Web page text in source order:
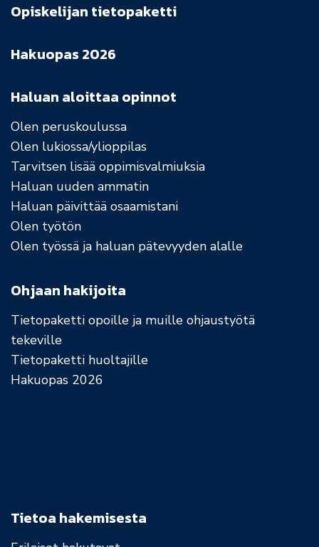
Haluan aloittaa opinnot
Olen peruskoulussa
Olen lukiossa/ylioppilas
Tarvitsen lisää oppimisvalmiuksia
Haluan uuden ammatin
Haluan päivittää osaamistani
Olen työtön
Olen työssä ja haluan pätevyyden alalle
Ohjaan hakijoita
Tietopaketti opoille ja muille ohjaustyötä
tekeville
Tietopaketti huoltajille
Hakuopas 2026
Tietoa hakemisesta
Opiskelijan tietopaketti
Hakuopas 2026